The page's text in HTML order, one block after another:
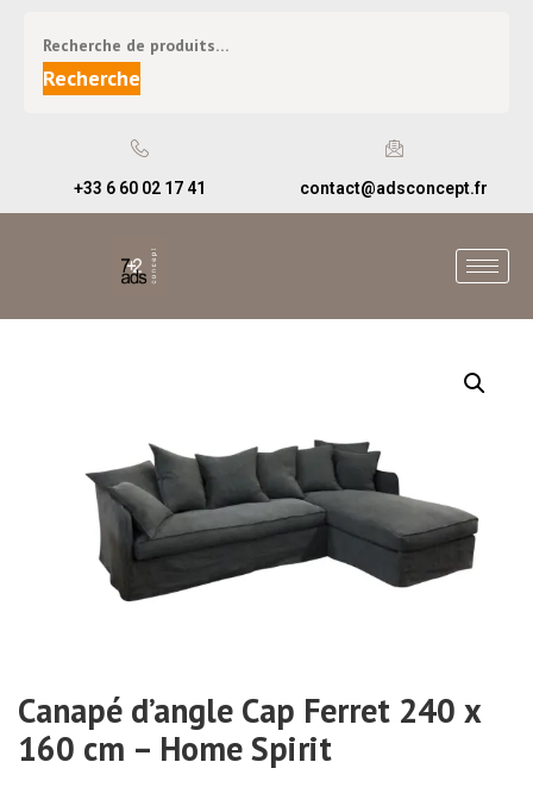
Recherche
+33 6 60 02 17 41 contact@adsconcept.fr
Canapé d’angle Cap Ferret 240 x
160 cm – Home Spirit